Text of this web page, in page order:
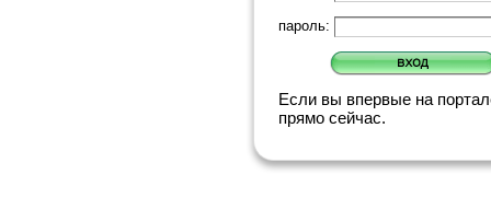
пароль:
Если вы впервые на
прямо сейчас.